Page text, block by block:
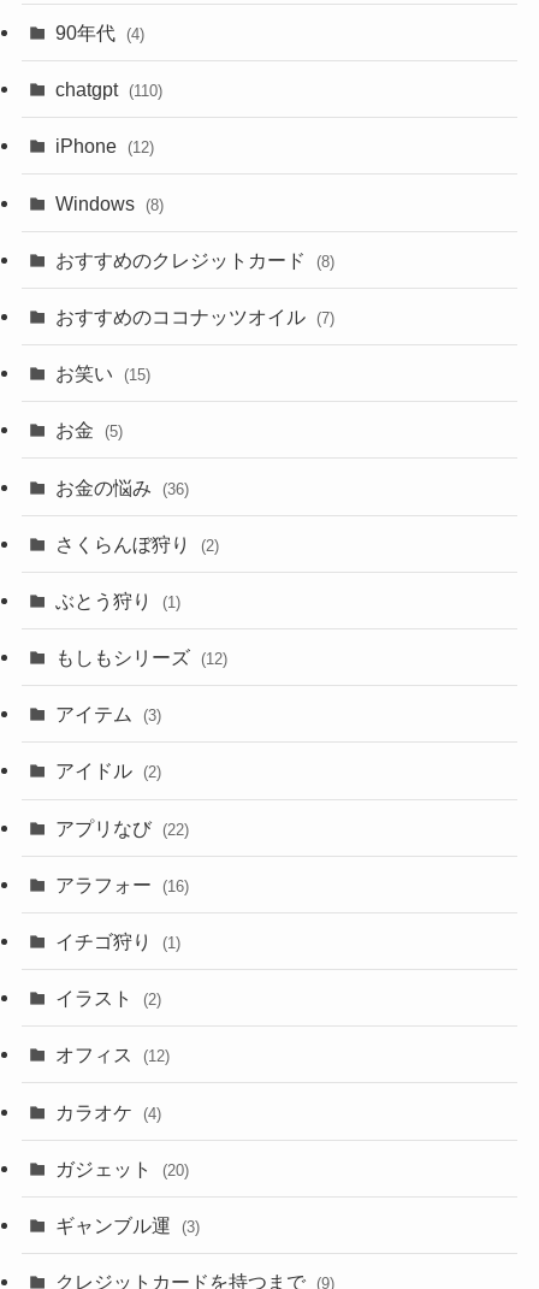
90年代 (4)
chatgpt (110)
iPhone (12)
Windows (8)
おすすめのクレジットカード (8)
おすすめのココナッツオイル (7)
お笑い (15)
お金 (5)
お金の悩み (36)
さくらんぼ狩り (2)
ぶとう狩り (1)
もしもシリーズ (12)
アイテム (3)
アイドル (2)
アプリなび (22)
アラフォー (16)
イチゴ狩り (1)
イラスト (2)
オフィス (12)
カラオケ (4)
ガジェット (20)
ギャンブル運 (3)
クレジットカードを持つまで (9)